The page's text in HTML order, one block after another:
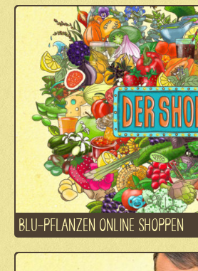
BLU-PFLANZEN ONLINE SHOPPEN